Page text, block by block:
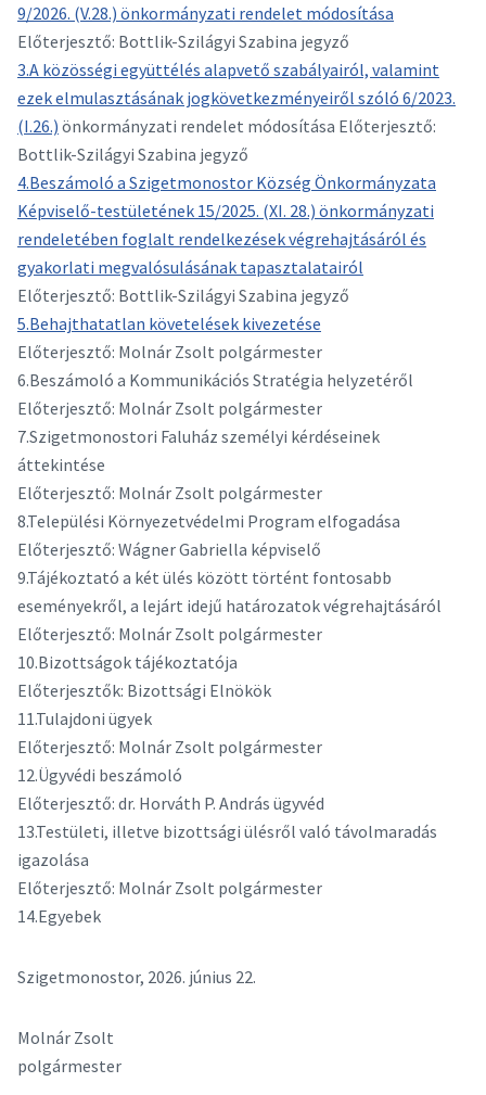
9/2026. (V.28.) önkormányzati rendelet módosítása
Előterjesztő: Bottlik-Szilágyi Szabina jegyző
3.A közösségi együttélés alapvető szabályairól, valamint
ezek elmulasztásának jogkövetkezményeiről szóló 6/2023.
(I.26.) önkormányzati rendelet módosítása Előterjesztő:
Bottlik-Szilágyi Szabina jegyző
4.Beszámoló a Szigetmonostor Község Önkormányzata
Képviselő-testületének 15/2025. (XI. 28.) önkormányzati
rendeletében foglalt rendelkezések végrehajtásáról és
gyakorlati megvalósulásának tapasztalatairól
Előterjesztő: Bottlik-Szilágyi Szabina jegyző
5.Behajthatatlan követelések kivezetése
Előterjesztő: Molnár Zsolt polgármester
6.Beszámoló a Kommunikációs Stratégia helyzetéről
Előterjesztő: Molnár Zsolt polgármester
7.Szigetmonostori Faluház személyi kérdéseinek
áttekintése
Előterjesztő: Molnár Zsolt polgármester
8.Települési Környezetvédelmi Program elfogadása
Előterjesztő: Wágner Gabriella képviselő
9.Tájékoztató a két ülés között történt fontosabb
eseményekről, a lejárt idejű határozatok végrehajtásáról
Előterjesztő: Molnár Zsolt polgármester
10.Bizottságok tájékoztatója
Előterjesztők: Bizottsági Elnökök
11.Tulajdoni ügyek
Előterjesztő: Molnár Zsolt polgármester
12.Ügyvédi beszámoló
Előterjesztő: dr. Horváth P. András ügyvéd
13.Testületi, illetve bizottsági ülésről való távolmaradás
igazolása
Előterjesztő: Molnár Zsolt polgármester
14.Egyebek
Szigetmonostor, 2026. június 22.
Molnár Zsolt
polgármester